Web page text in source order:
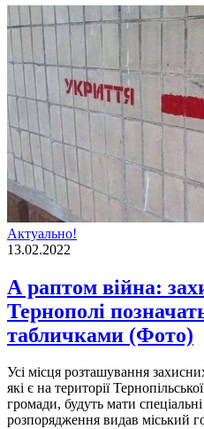
Актуально!
13.02.2022
А раптом війна:
Тернополі
табличками (Фото)
Усі місця розташування
які є на території
громади, будуть мати
розпорядження видав міський